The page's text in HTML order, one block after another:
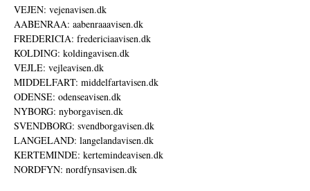
VEJEN: vejenavisen.dk
AABENRAA: aabenraaavisen.dk
FREDERICIA: fredericiaavisen.dk
KOLDING: koldingavisen.dk
VEJLE: vejleavisen.dk
MIDDELFART: middelfartavisen.dk
ODENSE: odenseavisen.dk
NYBORG: nyborgavisen.dk
SVENDBORG: svendborgavisen.dk
LANGELAND: langelandavisen.dk
KERTEMINDE: kertemindeavisen.dk
NORDFYN: nordfynsavisen.dk